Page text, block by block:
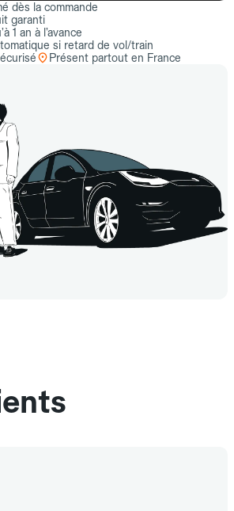
dès la commande
garanti
1 an à l’avance
si retard de vol/train
Présent partout en France